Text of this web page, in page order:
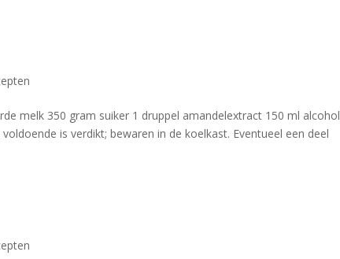
melk 350 gram suiker 1 druppel amandelextract 150 ml alcohol
is verdikt; bewaren in de koelkast. Eventueel een deel